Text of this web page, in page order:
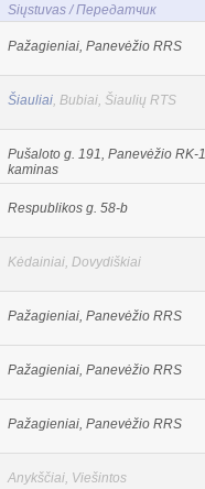
Siųstuvas / Передатчик
Pažagieniai, Panevėžio RRS
Šiauliai, Bubiai, Šiaulių RTS
Pušaloto g. 191, Panevėžio RK-1
kaminas
Respublikos g. 58-b
Kėdainiai, Dovydiškiai
Pažagieniai, Panevėžio RRS
Pažagieniai, Panevėžio RRS
Pažagieniai, Panevėžio RRS
Anykščiai, Viešintos